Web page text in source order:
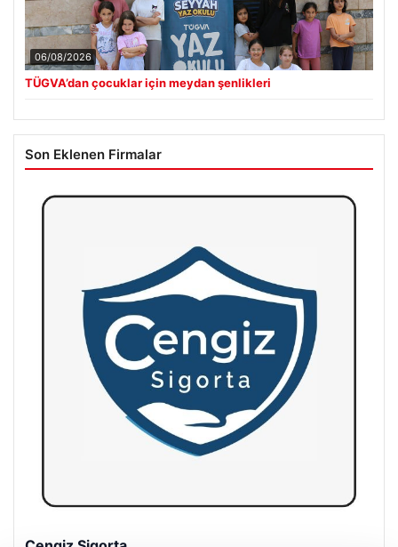
06/08/2026
TÜGVA’dan çocuklar için meydan şenlikleri
Son Eklenen Firmalar